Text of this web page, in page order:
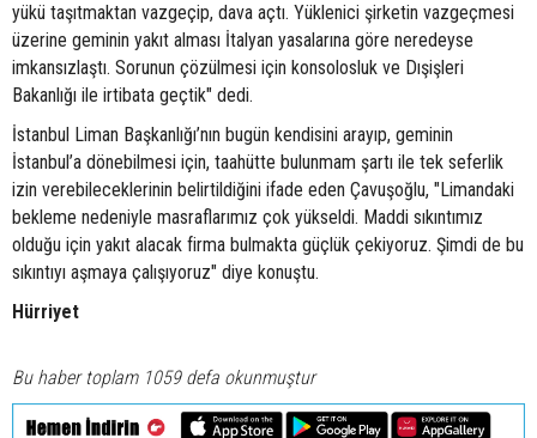
yükü taşıtmaktan vazgeçip, dava açtı. Yüklenici şirketin vazgeçmesi
üzerine geminin yakıt alması İtalyan yasalarına göre neredeyse
imkansızlaştı. Sorunun çözülmesi için konsolosluk ve Dışişleri
Bakanlığı ile irtibata geçtik" dedi.
İstanbul Liman Başkanlığı’nın bugün kendisini arayıp, geminin
İstanbul’a dönebilmesi için, taahütte bulunmam şartı ile tek seferlik
izin verebileceklerinin belirtildiğini ifade eden Çavuşoğlu, "Limandaki
bekleme nedeniyle masraflarımız çok yükseldi. Maddi sıkıntımız
olduğu için yakıt alacak firma bulmakta güçlük çekiyoruz. Şimdi de bu
sıkıntıyı aşmaya çalışıyoruz" diye konuştu.
Hürriyet
Bu haber toplam 1059 defa okunmuştur